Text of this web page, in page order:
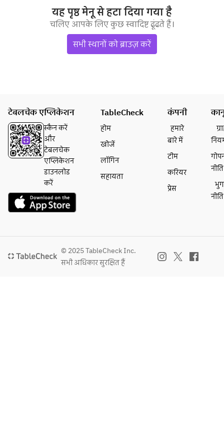
यह पृष्ठ मेनू से हटा दिया गया है
चलिए आपके लिए कुछ स्वादिष्ट ढूंढते हैं।
सभी स्थानों को ब्राउज़ करें
टेबलचेक एप्लिकेशन
स्कैन करें
और
टेबलचेक
एप्लिकेशन
डाउनलोड
करें
TableCheck
होम
खोजें
लॉगिन
सहायता
कंपनी
हमारे
बारे में
टीम
करियर
प्रेस
नीति
नीति
© 2025 TableCheck Inc.
सभी अधिकार सुरक्षित हैं